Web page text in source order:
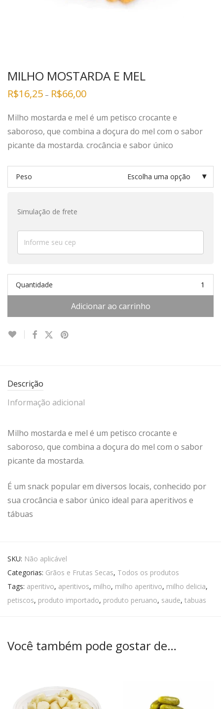
MILHO MOSTARDA E MEL
R$16,25 – R$66,00
Milho mostarda e mel é um petisco crocante e
saboroso, que combina a doçura do mel com o sabor
picante da mostarda. crocância e sabor único
Peso Escolha uma opção
Simulação de frete
Quantidade
Adicionar ao carrinho
Descrição
Informação adicional
Milho mostarda e mel é um petisco crocante e
saboroso, que combina a doçura do mel com o sabor
picante da mostarda.
É um snack popular em diversos locais, conhecido por
sua crocância e sabor único ideal para aperitivos e
tábuas
SKU: Não aplicável
Categorias: Grãos e Frutas Secas, Todos os produtos
Tags: aperitivo, aperitivos, milho, milho aperitivo, milho delicia,
petiscos, produto importado, produto peruano, saude, tabuas
Você também pode gostar de…